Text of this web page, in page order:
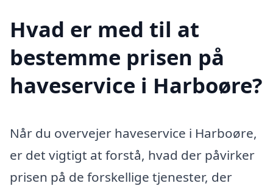
Hvad er med til at
bestemme prisen på
haveservice i Harboøre?
Når du overvejer haveservice i Harboøre,
er det vigtigt at forstå, hvad der påvirker
prisen på de forskellige tjenester, der